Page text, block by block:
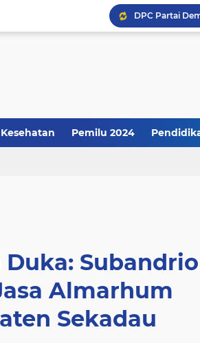
Kenyataannya:
Kesehatan Pemilu 2024
Subandrio
Almarhum
Sekadau